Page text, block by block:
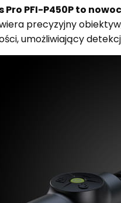
PFI-P450P to
precyzyjny
umożliwiający